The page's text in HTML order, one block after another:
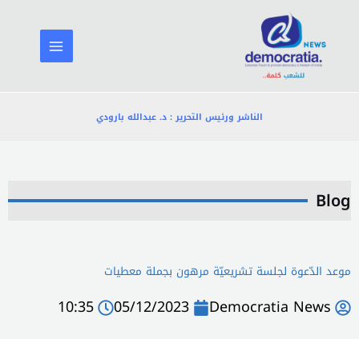
المحتوى
الناشر ورئيس التحرير : د. عبدالله بارودي
Blog
موعد الدّعوة لجلسة تشريعيّة مرهون بجملة معطيات
Democratia News
05/12/2023
10:35